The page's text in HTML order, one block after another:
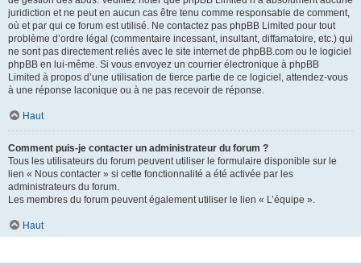
juridiction et ne peut en aucun cas être tenu comme responsable de comment,
où et par qui ce forum est utilisé. Ne contactez pas phpBB Limited pour tout
problème d’ordre légal (commentaire incessant, insultant, diffamatoire, etc.) qui
ne sont pas directement reliés avec le site internet de phpBB.com ou le logiciel
phpBB en lui-même. Si vous envoyez un courrier électronique à phpBB
Limited à propos d’une utilisation de tierce partie de ce logiciel, attendez-vous
à une réponse laconique ou à ne pas recevoir de réponse.
Haut
Comment puis-je contacter un administrateur du forum ?
Tous les utilisateurs du forum peuvent utiliser le formulaire disponible sur le
lien « Nous contacter » si cette fonctionnalité a été activée par les
administrateurs du forum.
Les membres du forum peuvent également utiliser le lien « L’équipe ».
Haut